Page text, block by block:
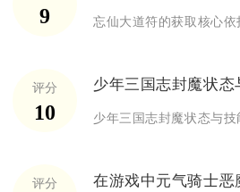
9
评分
10
少年三国志封魔状
评分